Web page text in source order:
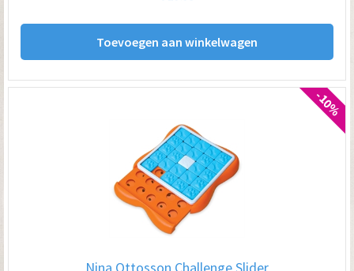
Toevoegen aan winkelwagen
-10%